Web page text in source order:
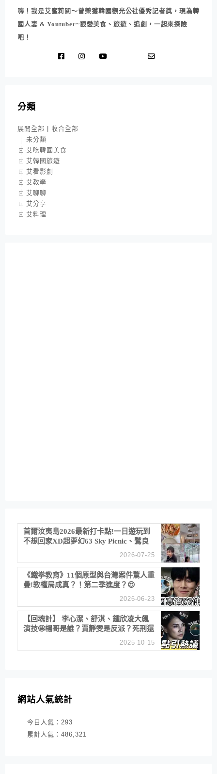
嗨！我是艾蜜莉關～曾榮獲韓國觀光公社優秀記者獎，現為韓
國人妻 & Youtuber~狠愛美食、旅遊、追劇，一起來探險
吧！
分類
展開全部
收合全部
未分類
艾吃韓國美食
艾韓國旅遊
艾看影劇
艾教學
艾聊聊
艾分享
艾料理
首爾汝夷島2026最新打卡點!一日遊玩到
不想回家XD超夢幻63 Sky Picnic、鷺良
津帝王蟹大餐、《淚之女王》拍攝地、漢
2026-07-25
《鐵拳教育》11個原型與台灣案件驚人重
疊!教權局成真？！第二季進度？😍
2026-06-23
【回魂計】 李心潔、舒淇、鍾欣凌大飆
演技🤩楊哥是誰？賈靜雯是反派？死刑還
2025-10-15
網站人氣統計
今日人氣： 293
累計人氣： 486,321